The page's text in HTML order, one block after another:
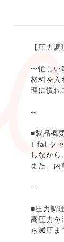
【圧力
〜忙しい
材料を入
理に慣れ
--
■製品概
T-fal ク
しなが
また、
--
■圧力調
高圧力を
ら減圧ま